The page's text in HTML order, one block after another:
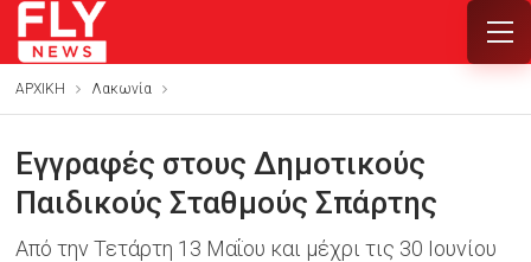
ΑΡΧΙΚΗ Λακωνία
Εγγραφές στους Δημοτικούς
Παιδικούς Σταθμούς Σπάρτης
Από την Τετάρτη 13 Μαΐου και μέχρι τις 30 Ιουνίου